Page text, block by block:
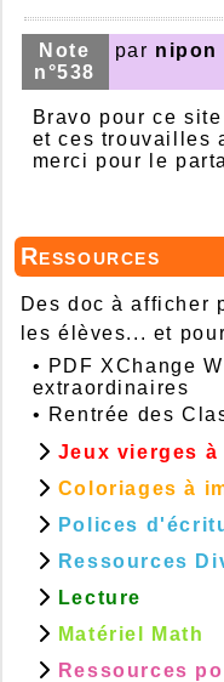
Note
n°538
par nipon
Bravo pour ce
et ces trouvailles
merci pour le
Ressources
Des doc à afficher
les élèves... et
• PDF XChange
extraordinaires
• Rentrée des
Jeux vierges
Coloriages à
Polices
Ressources
Lecture
Matériel Math
Ressources